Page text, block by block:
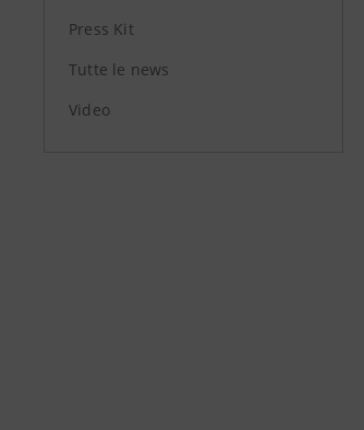
Press Kit
Tutte le news
Video